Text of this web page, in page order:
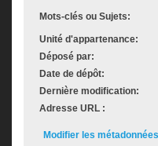
Mots-clés ou Sujets:
Unité d'appartenance:
Déposé par:
Date de dépôt:
Dernière modification:
Adresse URL :
Modifier les